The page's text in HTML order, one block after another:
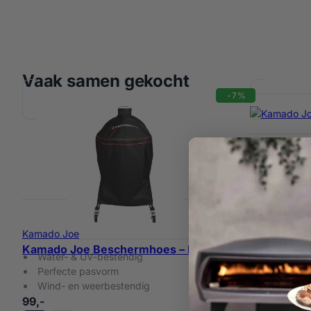
Vaak samen gekocht
Kamado Joe
Kamado Joe Beschermhoes – Big Joe
Water- & UV-bestendig
Perfecte pasvorm
Wind- en weerbestendig
99,-
-7%
Kamado Joe
Kamado
Joe
Open